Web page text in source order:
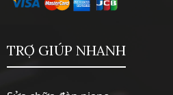
TRỢ GIÚP NHANH